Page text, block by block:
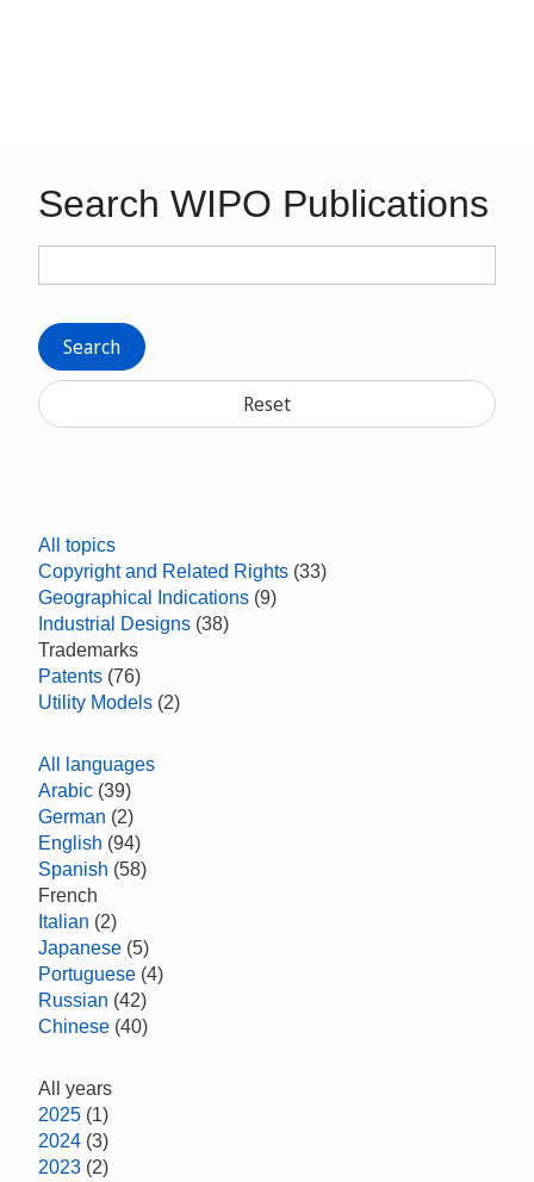
Search WIPO Publications
Search
Reset
All topics
Copyright and Related Rights (33)
Geographical Indications (9)
Industrial Designs (38)
Trademarks
Patents (76)
Utility Models (2)
All languages
Arabic (39)
German (2)
English (94)
Spanish (58)
French
Italian (2)
Japanese (5)
Portuguese (4)
Russian (42)
Chinese (40)
All years
2025 (1)
2024 (3)
2023 (2)